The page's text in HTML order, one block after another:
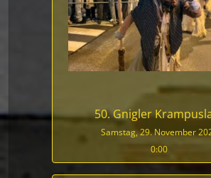
50. Gnigler
Samstag, 29. November
0:00